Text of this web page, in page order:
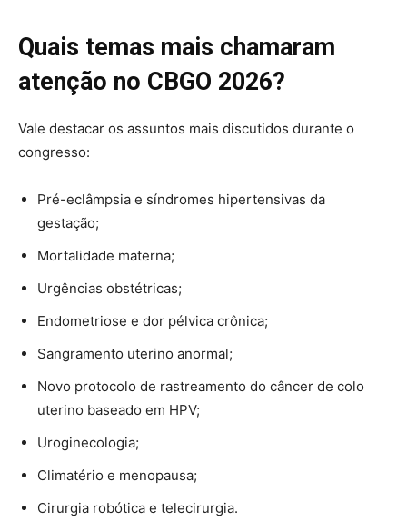
Quais temas mais chamaram
atenção no CBGO 2026?
Vale destacar os assuntos mais discutidos durante o
congresso:
Pré-eclâmpsia e síndromes hipertensivas da
gestação;
Mortalidade materna;
Urgências obstétricas;
Endometriose e dor pélvica crônica;
Sangramento uterino anormal;
Novo protocolo de rastreamento do câncer de colo
uterino baseado em HPV;
Uroginecologia;
Climatério e menopausa;
Cirurgia robótica e telecirurgia.